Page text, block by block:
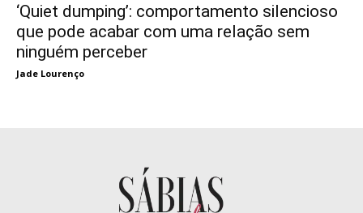
‘Quiet dumping’: comportamento silencioso
que pode acabar com uma relação sem
ninguém perceber
Jade Lourenço